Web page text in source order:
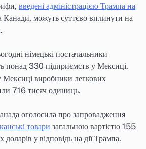
введені адміністрацією Трампа на
Канади, можуть суттєво вплинути на
німецькі постачальники
понад 330 підприємств у Мексиці.
виробники легкових
716 тисяч одиниць.
оголосила про запровадження
товари загальною вартістю 155
доларів у відповідь на дії Трампа.